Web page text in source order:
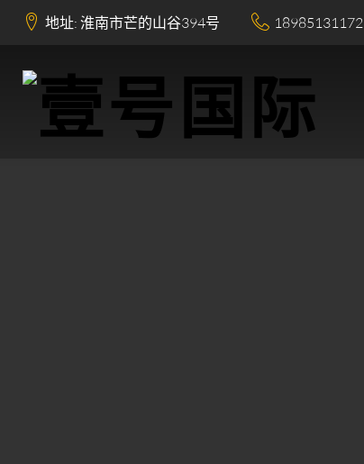
地址: 淮南市芒的山谷394号 18985131172